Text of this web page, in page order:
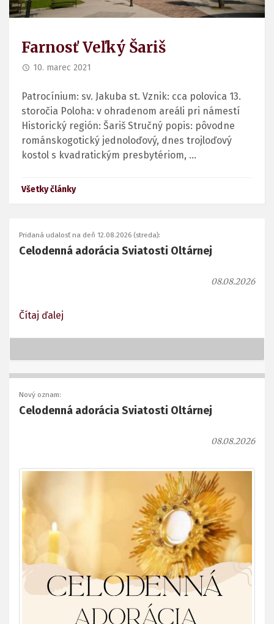
Farnosť Veľký Šariš
10. marec 2021
Patrocínium: sv. Jakuba st. Vznik: cca polovica 13.
storočia Poloha: v ohradenom areáli pri námestí
Historický región: Šariš Stručný popis: pôvodne
románskogotický jednoloďový, dnes trojloďový
kostol s kvadratickým presbytériom, ...
Všetky články
Pridaná udalosť na deň 12.08.2026 (streda):
Celodenná adorácia Sviatosti Oltárnej
08.08.2026
Čítaj ďalej
Nový oznam:
Celodenná adorácia Sviatosti Oltárnej
08.08.2026